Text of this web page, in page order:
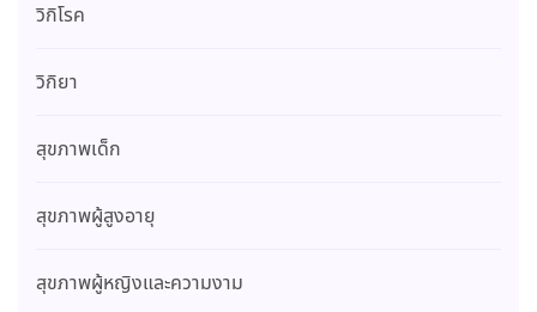
วิกิโรค
วิกิยา
สุขภาพเด็ก
สุขภาพผู้สูงอายุ
สุขภาพผู้หญิงและความงาม